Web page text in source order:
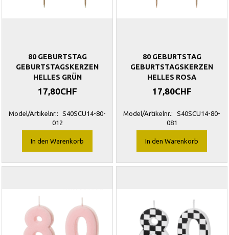
80 GEBURTSTAG
GEBURTSTAGSKERZEN
HELLES GRÜN
17,80CHF
Model/Artikelnr.:
S40SCU14-80-
012
In den Warenkorb
80 GEBURTSTAG
GEBURTSTAGSKERZEN
HELLES ROSA
17,80CHF
Model/Artikelnr.:
S40SCU14-80-
081
In den Warenkorb